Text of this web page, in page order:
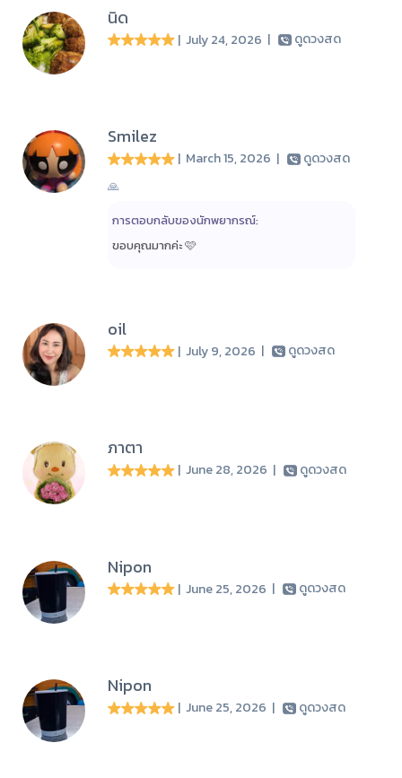
นิด
| July 24, 2026 | ดูดวงสด
Smilez
| March 15, 2026 | ดูดวงสด
🙏
การตอบกลับของนักพยากรณ์:
ขอบคุณมากค่ะ 🩷
oil
| July 9, 2026 | ดูดวงสด
ภาตา
| June 28, 2026 | ดูดวงสด
Nipon
| June 25, 2026 | ดูดวงสด
Nipon
| June 25, 2026 | ดูดวงสด